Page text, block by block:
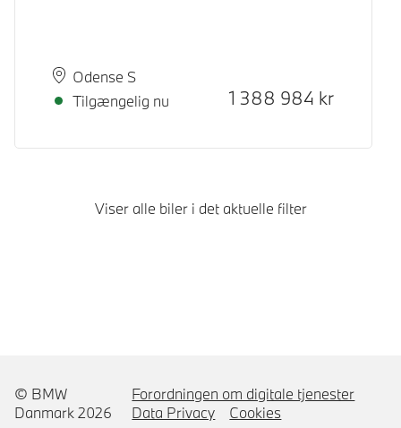
StedOdense S
Leveringstid
Tilgængelig nu
Kontantpris
1 388 984 kr
Viser alle biler i det aktuelle filter
© BMW
Danmark 2026
Forordningen om digitale tjenester
Data Privacy
Cookies